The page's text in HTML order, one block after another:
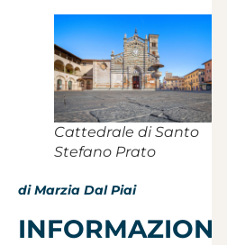
Cattedrale di Santo
Stefano Prato
di Marzia Dal Piai
INFORMAZIONI